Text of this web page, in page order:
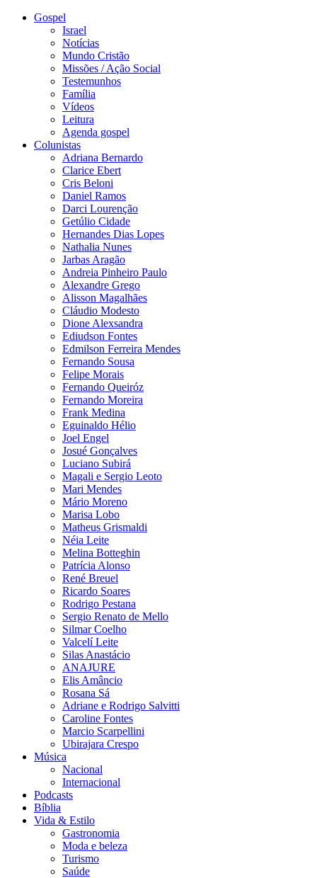
Gospel
Israel
Notícias
Mundo Cristão
Missões / Ação Social
Testemunhos
Família
Vídeos
Leitura
Agenda gospel
Colunistas
Adriana Bernardo
Clarice Ebert
Cris Beloni
Daniel Ramos
Darci Lourenção
Getúlio Cidade
Hernandes Dias Lopes
Nathalia Nunes
Jarbas Aragão
Andreia Pinheiro Paulo
Alexandre Grego
Alisson Magalhães
Cláudio Modesto
Dione Alexsandra
Ediudson Fontes
Edmilson Ferreira Mendes
Fernando Sousa
Felipe Morais
Fernando Queiróz
Fernando Moreira
Frank Medina
Eguinaldo Hélio
Joel Engel
Josué Gonçalves
Luciano Subirá
Magali e Sergio Leoto
Mari Mendes
Mário Moreno
Marisa Lobo
Matheus Grismaldi
Néia Leite
Melina Botteghin
Patrícia Alonso
René Breuel
Ricardo Soares
Rodrigo Pestana
Sergio Renato de Mello
Silmar Coelho
Valcelí Leite
Silas Anastácio
ANAJURE
Elis Amâncio
Rosana Sá
Adriane e Rodrigo Salvitti
Caroline Fontes
Marcio Scarpellini
Ubirajara Crespo
Música
Nacional
Internacional
Podcasts
Bíblia
Vida & Estilo
Gastronomia
Moda e beleza
Turismo
Saúde